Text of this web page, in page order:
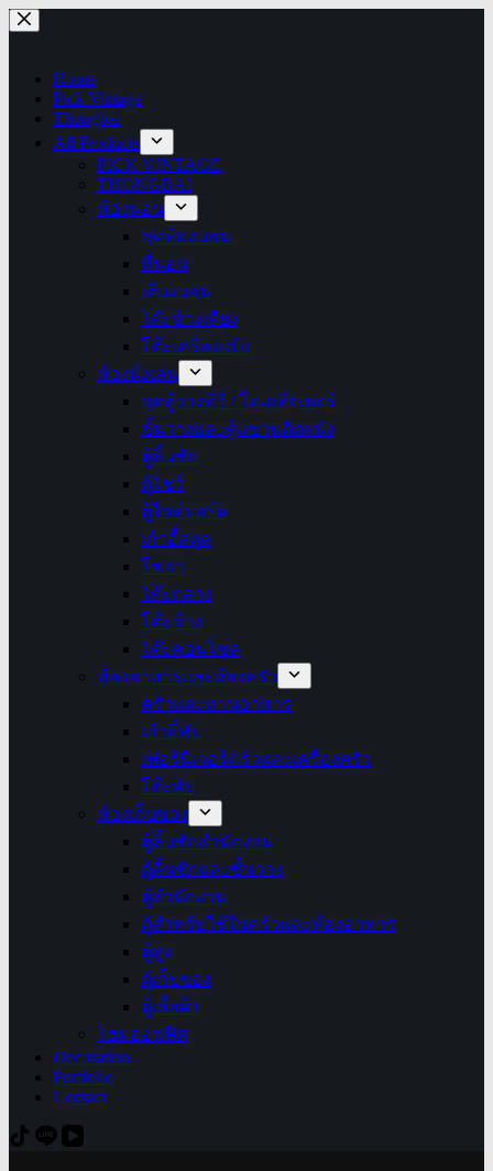
Skip
to
Home
Pick Vintage
Thongbai
All Products
PICK VINTAGE
THONGBAI
ห้องนอน
ชุดห้องนอน
ที่นอน
เตียงนอน
โต๊ะข้างเตียง
โต๊ะเครื่องแป้ง
ห้องนั่งเล่น
ชุดตู้วางทีวี / โฮมเธียเตอร์
ชั้นวางและตู้แขวนติดผนัง
ตู้ลิ้นชัก
ตู้โชว์
ตู้ไซด์บอร์ด
เก้าอี้สตูล
โซฟา
โต๊ะกลาง
โต๊ะข้าง
โต๊ะคอนโซล
ห้องอาหารและห้องครัว
ครัวและทานอาหาร
เก้าอี้พับ
เฟอร์นิเจอร์ครัวและเครื่องครัว
โต๊ะพับ
ห้องเก็บของ
ตู้ลิ้นชักสำนักงาน
ตู้ลิ้นชักและชั้นวาง
ตู้สำนักงาน
ตู้สำหรับใช้ในครัวและห้องอาหาร
ตู้สูง
ตู้เก็บของ
ตู้เสื้อผ้า
โฮมออฟฟิศ
Decoration
Portfolio
Contact